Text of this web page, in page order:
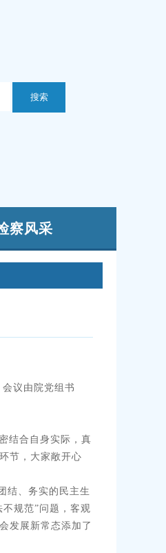
察风采
议由院党组书
结合自身实际，真
节，大家敞开心
结、务实的民主生
规范”问题，客观
发展新常态添加了